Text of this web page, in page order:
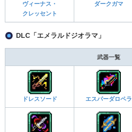
ヴィーナス・
クレッセント
ダークガマ
DLC「エメラルドジオラマ」
武器一覧
ドレスソード エスパーダロペラ